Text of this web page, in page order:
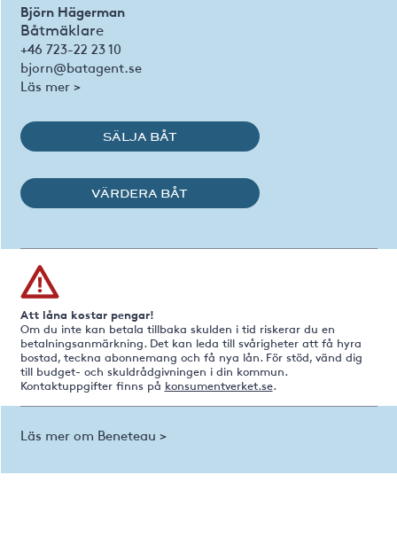
Björn Hägerman
Båtmäklare
+46 723-22 23 10
bjorn@batagent.se
Läs mer >
SÄLJA BÅT
VÄRDERA BÅT
Att låna kostar pengar!
Om du inte kan betala tillbaka skulden i tid riskerar du en
betalningsanmärkning. Det kan leda till svårigheter att få hyra
bostad, teckna abonnemang och få nya lån. För stöd, vänd dig
till budget- och skuldrådgivningen i din kommun.
Kontaktuppgifter finns på konsumentverket.se.
Läs mer om Beneteau >